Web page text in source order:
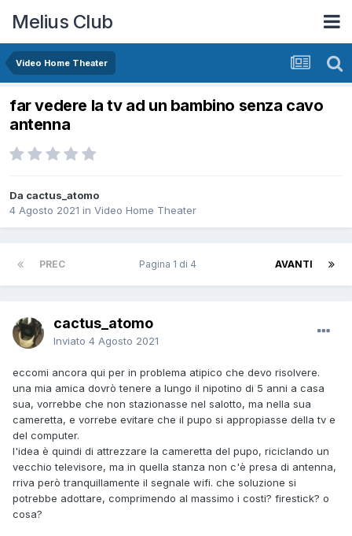
Melius Club
Video Home Theater
far vedere la tv ad un bambino senza cavo
antenna
Da cactus_atomo
4 Agosto 2021 in Video Home Theater
PREC AVANTI
Pagina 1 di 4
cactus_atomo
Inviato 4 Agosto 2021
eccomi ancora qui per in problema atipico che devo risolvere.
una mia amica dovrò tenere a lungo il nipotino di 5 anni a casa
sua, vorrebbe che non stazionasse nel salotto, ma nella sua
cameretta, e vorrebe evitare che il pupo si appropiasse della tv e
del computer.
l'idea è quindi di attrezzare la cameretta del pupo, riciclando un
vecchio televisore, ma in quella stanza non c'è presa di antenna,
rriva però tranquillamente il segnale wifi. che soluzione si
potrebbe adottare, comprimendo al massimo i costi? firestick? o
cosa?